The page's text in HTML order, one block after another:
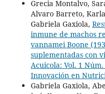
Grecia Montalvo,
Alvaro Barreto,
Gabriela Gaxiola,
inmune de machos
vannamei Boone
suplementadas con
Acuicola: Vol. 1
Innovación en
Gabriela Gaxiola,